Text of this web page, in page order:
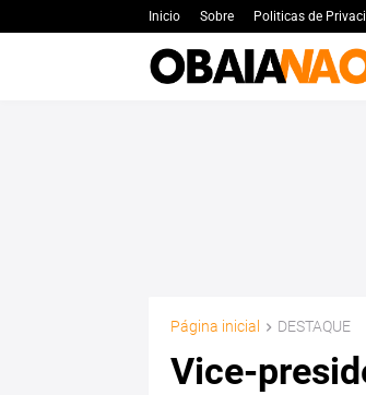
Inicio Sobre Politicas de
Página inicial DESTAQUE
Vice-